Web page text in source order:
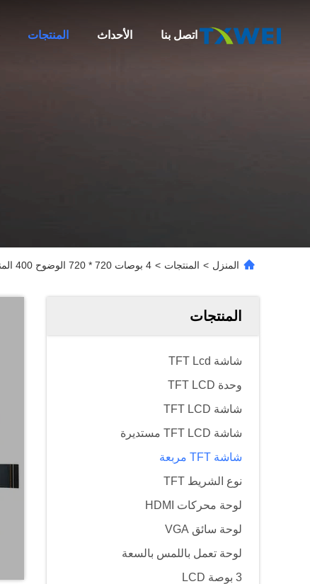
المنتجات الأحداث اتصل بنا
المنزل > المنتجات > 4 بوصات 720 * 720 الوضوح 400 المنزل الذكي الطبي 86 مفتاح مربع شاشة عرض LCD
المنتجات
شاشة TFT Lcd
وحدة TFT LCD
شاشة TFT LCD
شاشة TFT LCD مستديرة
شاشة TFT مربعة
نوع الشريط TFT
لوحة محركات HDMI
لوحة سائق VGA
لوحة تعمل باللمس بالسعة
3 بوصة LCD